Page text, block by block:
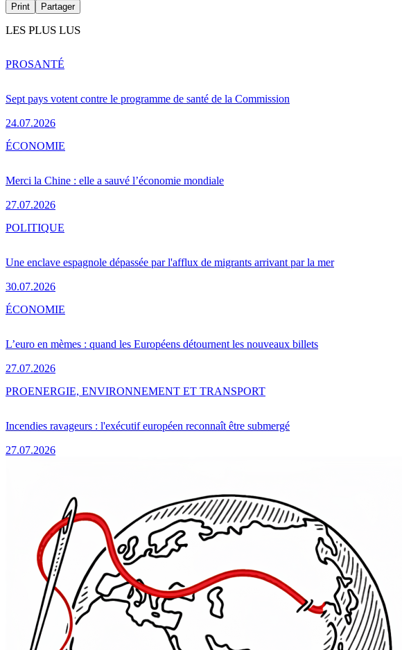
Print Partager
LES PLUS LUS
Sept pays votent contre le programme de santé de la Commission
24.07.2026
PROSANTÉ
Merci la Chine : elle a sauvé l’économie mondiale
27.07.2026
ÉCONOMIE
Une enclave espagnole dépassée par l'afflux de migrants arrivant par la mer
30.07.2026
POLITIQUE
L’euro en mèmes : quand les Européens détournent les nouveaux billets
27.07.2026
ÉCONOMIE
Incendies ravageurs : l'exécutif européen reconnaît être submergé
27.07.2026
PROENERGIE, ENVIRONNEMENT ET TRANSPORT